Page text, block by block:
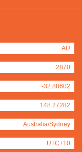
AU
2870
-32.88602
148.27282
Australia/Sydney
UTC+10